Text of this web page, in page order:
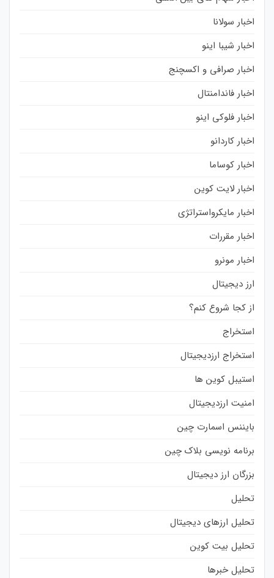
اخبار سولانا
اخبار شیبا اینو
اخبار صرافی و اکسچنج
اخبار فاندامنتال
اخبار فلوکی اینو
اخبار کاردانو
اخبار کوساما
اخبار لایت کوین
اخبار مایکرواستراتژی
اخبار مقررات
اخبار مونرو
ارز دیجیتال
از کجا شروع کنم؟
استخراج
استخراج ارزدیجیتال
استیبل کوین ها
امنیت ارزدیجیتال
بایننس اسمارت چین
برنامه نویسی بلاک چین
بزرگان ارز دیجیتال
تحلیل
تحلیل ارزهای دیجیتال
تحلیل بیت کوین
تحلیل خبرها